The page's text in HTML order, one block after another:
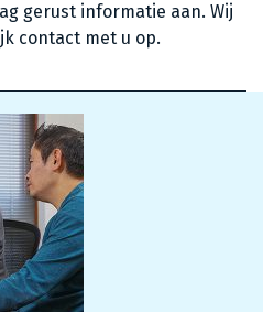
gerust informatie aan. Wij
contact met u op.